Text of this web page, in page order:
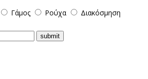
Γάμος Ρούχα
Διακόσμηση